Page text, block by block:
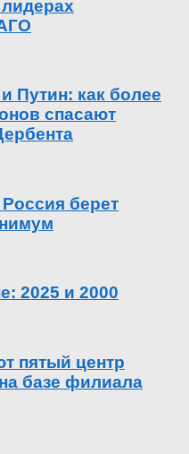
Путин: как более
спасают
берет
2025 и 2000
пятый центр
базе филиала